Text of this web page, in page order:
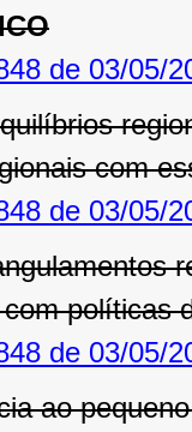
de 03/05/
com
de 03/05/
políticas
de 03/05/
ao